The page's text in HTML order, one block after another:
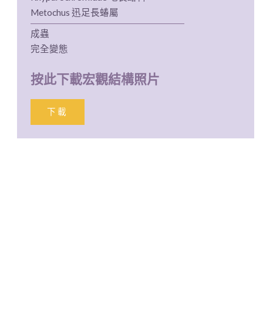
Metochus 迅足長蝽屬
成蟲
完全變態
按此下載宏觀結構照片
下載